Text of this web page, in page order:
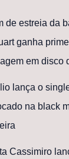
de estreia da
ganha
em disco
lança o
na black
Cassimiro